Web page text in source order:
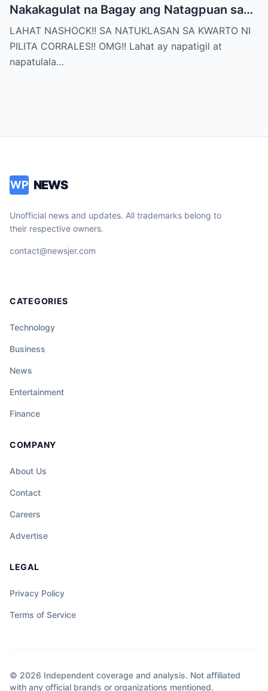
Nakakagulat na Bagay ang Natagpuan sa
Silid ni Pilita Corrales — ANO IYON?!
LAHAT NASHOCK!! SA NATUKLASAN SA KWARTO NI
PILITA CORRALES!! OMG!! Lahat ay napatigil at
napatulala…
WP NEWS
Unofficial news and updates. All trademarks belong to
their respective owners.
contact@newsjer.com
CATEGORIES
Technology
Business
News
Entertainment
Finance
COMPANY
About Us
Contact
Careers
Advertise
LEGAL
Privacy Policy
Terms of Service
© 2026 Independent coverage and analysis. Not affiliated
with any official brands or organizations mentioned.